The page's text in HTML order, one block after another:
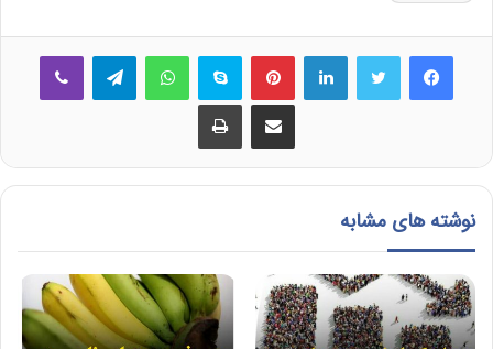
فیس بوک لینکدین ‫پین‌ترست اسکایپ واتس آپ
اشتراک گذاری از طریق ایمیل چاپ
نوشته های مشابه